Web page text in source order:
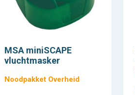
MSA miniSCAPE
vluchtmasker
Noodpakket Overheid